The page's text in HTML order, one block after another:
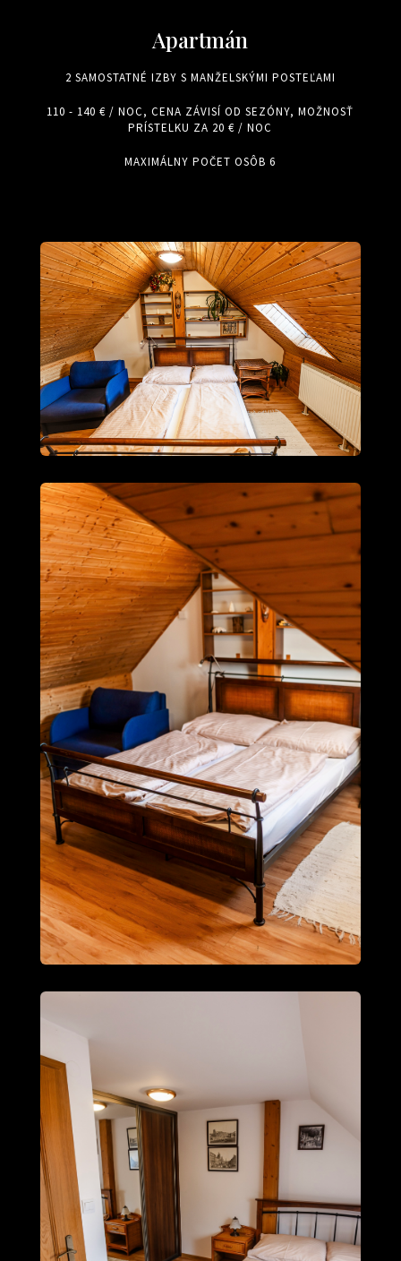
Apartmán
2 SAMOSTATNÉ IZBY S MANŽELSKÝMI POSTEĽAMI
110 - 140 € / NOC, CENA ZÁVISÍ OD SEZÓNY, MOŽNOSŤ
PRÍSTELKU ZA 20 € / NOC
MAXIMÁLNY POČET OSÔB 6